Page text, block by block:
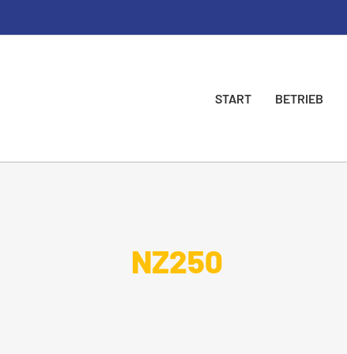
START BETRIEB
NZ250